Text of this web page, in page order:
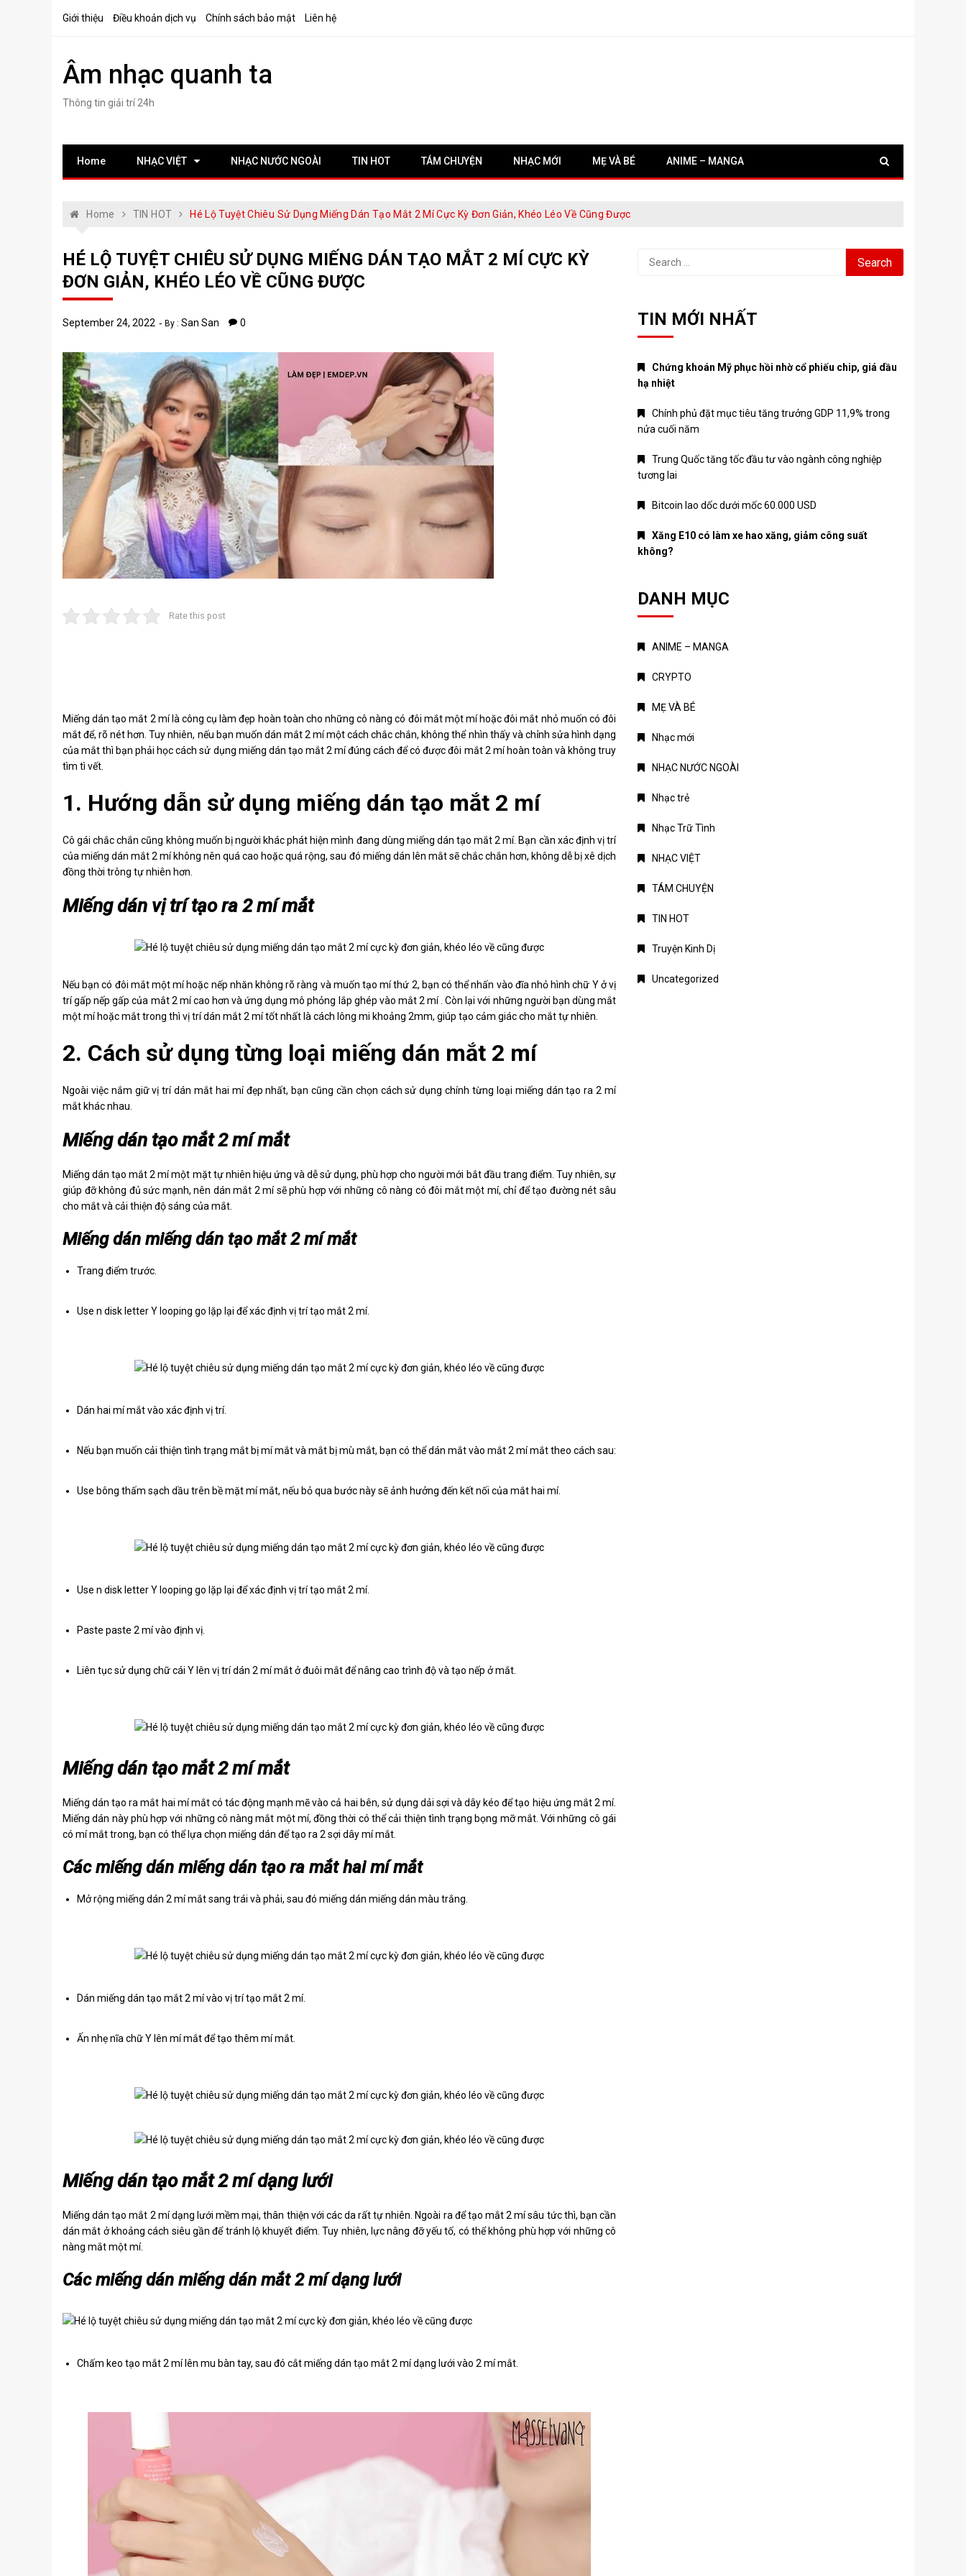
Giới thiệu Điều khoản dịch vụ Chính sách bảo mật Liên hệ
Âm nhạc quanh ta
Thông tin giải trí 24h
Home NHẠC VIỆT NHẠC NƯỚC NGOÀI TIN HOT TÁM CHUYỆN NHẠC MỚI MẸ VÀ BÉ ANIME – MANGA
Home TIN HOT Hé Lộ Tuyệt Chiêu Sử Dụng Miếng Dán Tạo Mắt 2 Mí Cực Kỳ Đơn Giản, Khéo Léo Về Cũng Được
HÉ LỘ TUYỆT CHIÊU SỬ DỤNG MIẾNG DÁN TẠO MẮT 2 MÍ CỰC KỲ
ĐƠN GIẢN, KHÉO LÉO VỀ CŨNG ĐƯỢC
September 24, 2022 By : San San 0
Rate this post
Miếng dán tạo mắt 2 mí là công cụ làm đẹp hoàn toàn cho những cô nàng có đôi mắt một mí hoặc đôi mắt nhỏ muốn có đôi
mắt để, rõ nét hơn. Tuy nhiên, nếu bạn muốn dán mắt 2 mí một cách chắc chắn, không thể nhìn thấy và chỉnh sửa hình dạng
của mắt thì bạn phải học cách sử dụng miếng dán tạo mắt 2 mí đúng cách để có được đôi mắt 2 mí hoàn toàn và không truy
tìm tì vết.
1. Hướng dẫn sử dụng miếng dán tạo mắt 2 mí
Cô gái chắc chắn cũng không muốn bị người khác phát hiện mình đang dùng miếng dán tạo mắt 2 mí. Bạn cần xác định vị trí
của miếng dán mắt 2 mí không nên quá cao hoặc quá rộng, sau đó miếng dán lên mắt sẽ chắc chắn hơn, không dễ bị xê dịch
đồng thời trông tự nhiên hơn.
Miếng dán vị trí tạo ra 2 mí mắt
Nếu bạn có đôi mắt một mí hoặc nếp nhăn không rõ ràng và muốn tạo mí thứ 2, bạn có thể nhấn vào đĩa nhỏ hình chữ Y ở vị
trí gấp nếp gấp của mắt 2 mí cao hơn và ứng dụng mô phỏng lắp ghép vào mắt 2 mí . Còn lại với những người bạn dùng mắt
một mí hoặc mắt trong thì vị trí dán mắt 2 mí tốt nhất là cách lông mi khoảng 2mm, giúp tạo cảm giác cho mắt tự nhiên.
2. Cách sử dụng từng loại miếng dán mắt 2 mí
Ngoài việc nắm giữ vị trí dán mắt hai mí đẹp nhất, bạn cũng cần chọn cách sử dụng chính từng loại miếng dán tạo ra 2 mí
mắt khác nhau.
Miếng dán tạo mắt 2 mí mắt
Miếng dán tạo mắt 2 mí một mặt tự nhiên hiệu ứng và dễ sử dụng, phù hợp cho người mới bắt đầu trang điểm. Tuy nhiên, sự
giúp đỡ không đủ sức mạnh, nên dán mắt 2 mí sẽ phù hợp với những cô nàng có đôi mắt một mí, chỉ để tạo đường nét sâu
cho mắt và cải thiện độ sáng của mắt.
Miếng dán miếng dán tạo mắt 2 mí mắt
Trang điểm trước.
Use n disk letter Y looping go lặp lại để xác định vị trí tạo mắt 2 mí.
Dán hai mí mắt vào xác định vị trí.
Nếu bạn muốn cải thiện tình trạng mắt bị mí mắt và mắt bị mù mắt, bạn có thể dán mắt vào mắt 2 mí mắt theo cách sau:
Use bông thấm sạch dầu trên bề mặt mí mắt, nếu bỏ qua bước này sẽ ảnh hưởng đến kết nối của mắt hai mí.
Use n disk letter Y looping go lặp lại để xác định vị trí tạo mắt 2 mí.
Paste paste 2 mí vào định vị.
Liên tục sử dụng chữ cái Y lên vị trí dán 2 mí mắt ở đuôi mắt để nâng cao trình độ và tạo nếp ở mắt.
Miếng dán tạo mắt 2 mí mắt
Miếng dán tạo ra mắt hai mí mắt có tác động mạnh mẽ vào cả hai bên, sử dụng dải sợi và dây kéo để tạo hiệu ứng mắt 2 mí.
Miếng dán này phù hợp với những cô nàng mắt một mí, đồng thời có thể cải thiện tình trạng bọng mỡ mắt. Với những cô gái
có mí mắt trong, bạn có thể lựa chọn miếng dán để tạo ra 2 sợi dây mí mắt.
Các miếng dán miếng dán tạo ra mắt hai mí mắt
Mở rộng miếng dán 2 mí mắt sang trái và phải, sau đó miếng dán miếng dán màu trắng.
Dán miếng dán tạo mắt 2 mí vào vị trí tạo mắt 2 mí.
Ấn nhẹ nĩa chữ Y lên mí mắt để tạo thêm mí mắt.
Miếng dán tạo mắt 2 mí dạng lưới
Miếng dán tạo mắt 2 mí dạng lưới mềm mại, thân thiện với các da rất tự nhiên. Ngoài ra để tạo mắt 2 mí sâu tức thì, bạn cần
dán mắt ở khoảng cách siêu gần để tránh lộ khuyết điểm. Tuy nhiên, lực nâng đỡ yếu tố, có thể không phù hợp với những cô
nàng mắt một mí.
Các miếng dán miếng dán mắt 2 mí dạng lưới
Chấm keo tạo mắt 2 mí lên mu bàn tay, sau đó cắt miếng dán tạo mắt 2 mí dạng lưới vào 2 mí mắt.
Search
TIN MỚI NHẤT
Chứng khoán Mỹ phục hồi nhờ cổ phiếu chip, giá dầu
hạ nhiệt
Chính phủ đặt mục tiêu tăng trưởng GDP 11,9% trong
nửa cuối năm
Trung Quốc tăng tốc đầu tư vào ngành công nghiệp
tương lai
Bitcoin lao dốc dưới mốc 60.000 USD
Xăng E10 có làm xe hao xăng, giảm công suất
không?
DANH MỤC
ANIME – MANGA
CRYPTO
MẸ VÀ BÉ
Nhạc mới
NHẠC NƯỚC NGOÀI
Nhạc trẻ
Nhạc Trữ Tình
NHẠC VIỆT
TÁM CHUYỆN
TIN HOT
Truyện Kinh Dị
Uncategorized